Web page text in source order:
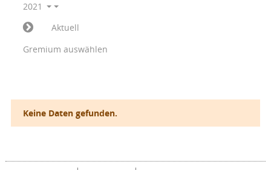
2021
Aktuell
Gremium auswählen
Keine Daten gefunden.